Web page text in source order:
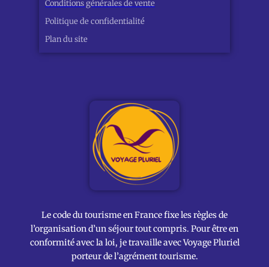
Conditions générales de vente
Politique de confidentialité
Plan du site
Le code du tourisme en France fixe les règles de
l’organisation d’un séjour tout compris. Pour être en
conformité avec la loi, je travaille avec Voyage Pluriel
porteur de l’agrément tourisme.